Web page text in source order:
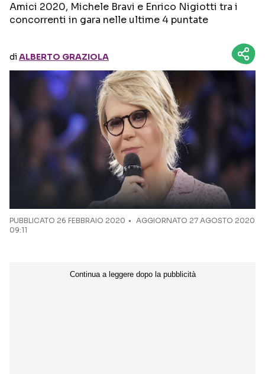
Seguici sui social
Amici 2020, Michele Bravi e Enrico Nigiotti tra i
concorrenti in gara nelle ultime 4 puntate
diALBERTO GRAZIOLA
PUBBLICATO 26 FEBBRAIO 2020
AGGIORNATO 27 AGOSTO 2020
09:11